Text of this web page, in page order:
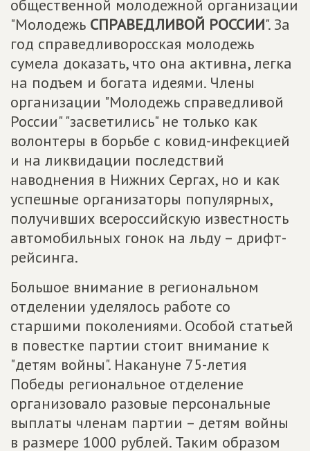
общественной молодежной организации
"Молодежь СПРАВЕДЛИВОЙ РОССИИ". За
год справедливоросская молодежь
сумела доказать, что она активна, легка
на подъем и богата идеями. Члены
организации "Молодежь справедливой
России" "засветились" не только как
волонтеры в борьбе с ковид-инфекцией
и на ликвидации последствий
наводнения в Нижних Сергах, но и как
успешные организаторы популярных,
получивших всероссийскую известность
автомобильных гонок на льду – дрифт-
рейсинга.
Большое внимание в региональном
отделении уделялось работе со
старшими поколениями. Особой статьей
в повестке партии стоит внимание к
"детям войны". Накануне 75-летия
Победы региональное отделение
организовало разовые персональные
выплаты членам партии – детям войны
в размере 1000 рублей. Таким образом